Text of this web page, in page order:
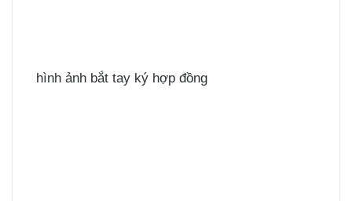
hình ảnh bắt tay ký hợp đồng